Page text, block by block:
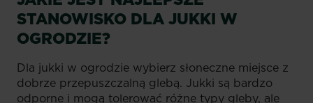
STANOWISKO DLA JUKKI W
OGRODZIE?
Dla jukki w ogrodzie wybierz słoneczne miejsce z
dobrze przepuszczalną glebą. Jukki są bardzo
odporne i mogą tolerować różne typy gleby, ale